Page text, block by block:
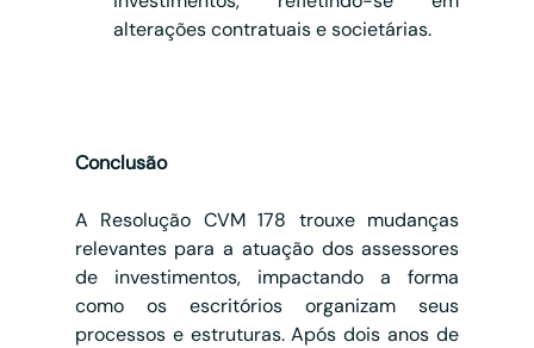
alterações contratuais e societárias.
Conclusão
A Resolução CVM 178 trouxe mudanças
relevantes para a atuação dos assessores
de investimentos, impactando a forma
como os escritórios organizam seus
processos e estruturas. Após dois anos de